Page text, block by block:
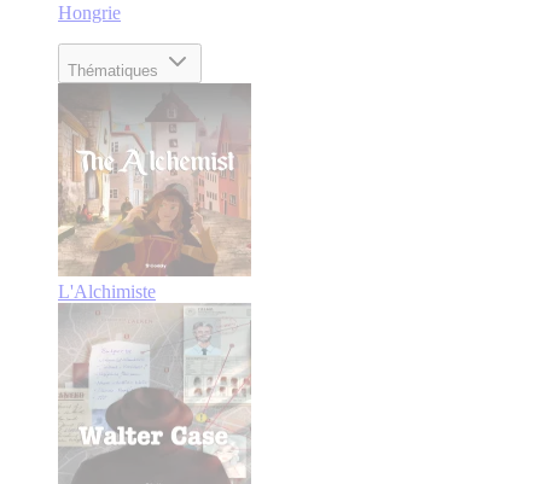
Hongrie
Thématiques
L'Alchimiste